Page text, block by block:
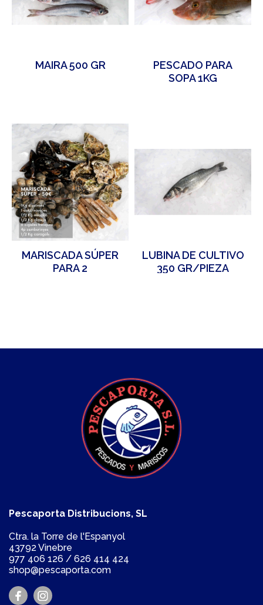
MAIRA 500 GR
PESCADO PARA
SOPA 1KG
MARISCADA SÚPER
PARA 2
LUBINA DE CULTIVO
350 GR/PIEZA
Pescaporta Distribucions, SL
Ctra. la Torre de l'Espanyol
43792 Vinebre
977 406 126 / 626 414 424
shop@pescaporta.com